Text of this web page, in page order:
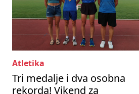
Atletika
Tri medalje i dva osobna
rekorda! Vikend za